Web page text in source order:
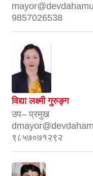
9857026538
विद्या लक्ष्मी गुरुङ्ग
उप– प्रमुख
९८५७०७१२९२